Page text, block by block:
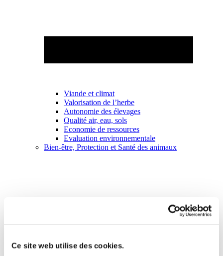
Ce site web utilise des cookies.
Viande et climat
Valorisation de l’herbe
Autonomie des élevages
Qualité air, eau, sols
Economie de ressources
Evaluation environnementale
Bien-être, Protection et Santé des animaux